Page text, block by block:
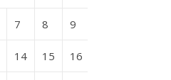
7 8 9
14 15 16